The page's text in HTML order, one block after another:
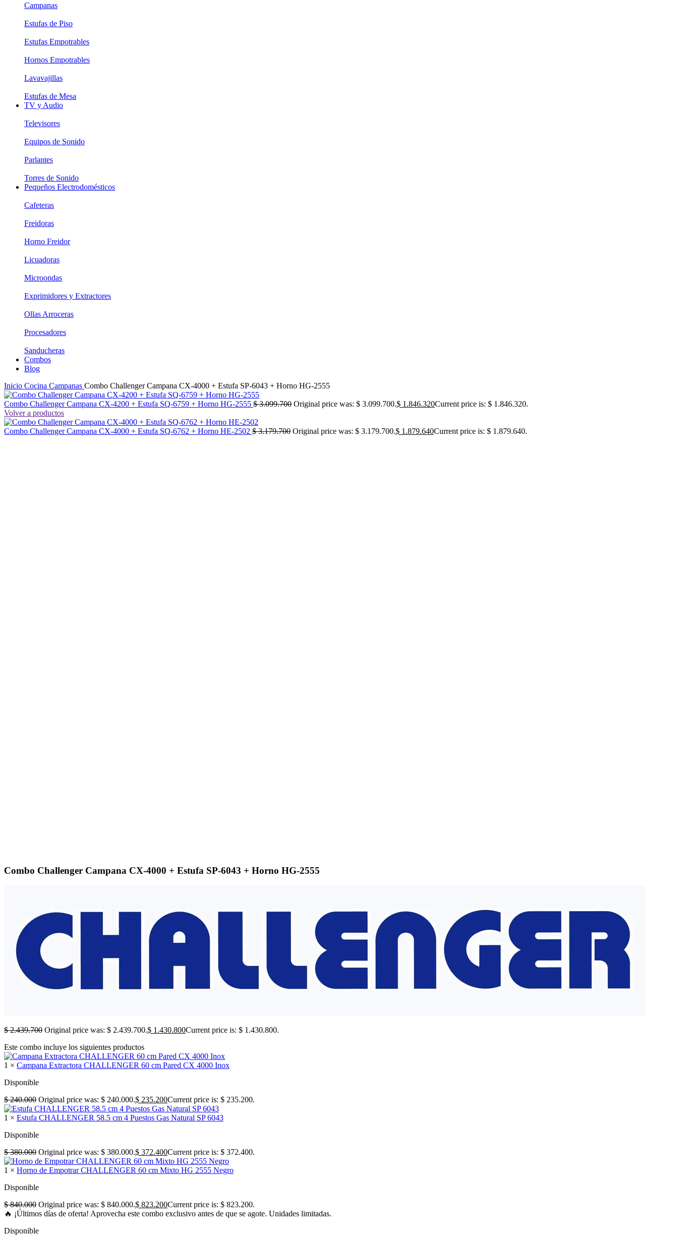
Campanas
Estufas de Piso
Estufas Empotrables
Hornos Empotrables
Lavavajillas
Estufas de Mesa
TV y Audio
Televisores
Equipos de Sonido
Parlantes
Torres de Sonido
Pequeños Electrodomésticos
Cafeteras
Freidoras
Horno Freidor
Licuadoras
Microondas
Exprimidores y Extractores
Ollas Arroceras
Procesadores
Sanducheras
Combos
Blog
Inicio Cocina Campanas Combo Challenger Campana CX-4000 + Estufa SP-6043 + Horno HG-2555
Combo Challenger Campana CX-4200 + Estufa SQ-6759 + Horno HG-2555 $3.099.700 Original price was: $ 3.099.700.$ 1.846.320Current price is: $ 1.846.320.
Volver a productos
Combo Challenger Campana CX-4000 + Estufa SQ-6762 + Horno HE-2502 $3.179.700 Original price was: $ 3.179.700.$ 1.879.640Current price is: $ 1.879.640.
Combo Challenger Campana CX-4000 + Estufa SP-6043 + Horno HG-2555
$2.439.700 Original price was: $ 2.439.700.$ 1.430.800Current price is: $ 1.430.800.
Este combo incluye los siguientes productos
1 × Campana Extractora CHALLENGER 60 cm Pared CX 4000 Inox
Disponible
$240.000 Original price was: $ 240.000.$ 235.200Current price is: $ 235.200.
1 × Estufa CHALLENGER 58.5 cm 4 Puestos Gas Natural SP 6043
Disponible
$380.000 Original price was: $ 380.000.$ 372.400Current price is: $ 372.400.
1 × Horno de Empotrar CHALLENGER 60 cm Mixto HG 2555 Negro
Disponible
$840.000 Original price was: $ 840.000.$ 823.200Current price is: $ 823.200.
🔥 ¡Últimos días de oferta! Aprovecha este combo exclusivo antes de que se agote. Unidades limitadas.
Disponible